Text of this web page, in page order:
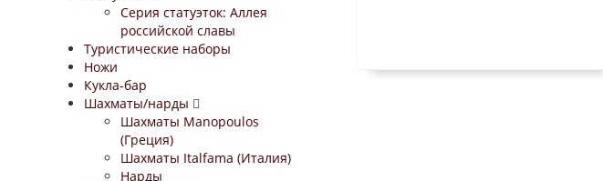
Серия статуэток: Аллея
российской славы
Туристические наборы
Ножи
Кукла-бар
Шахматы/нарды
Шахматы Manopoulos
(Греция)
Шахматы Italfama (Италия)
Нарды